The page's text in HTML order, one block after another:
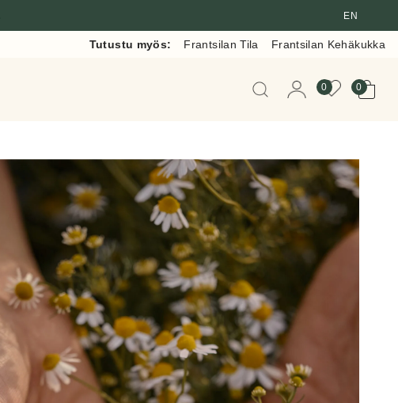
EN
Tutustu myös: Frantsilan Tila Frantsilan Kehäkukka
Kun tuloksia tulee,
0 0